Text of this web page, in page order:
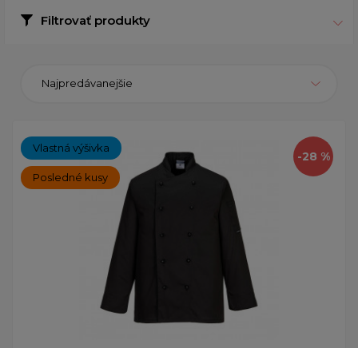
Filtrovať produkty
Najpredávanejšie
-28 %
Vlastná výšivka
Posledné kusy